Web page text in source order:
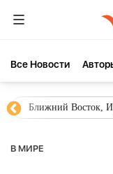
Все Новости
Ближний Восток,
В МИРЕ